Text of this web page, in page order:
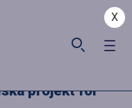
X
projekt för